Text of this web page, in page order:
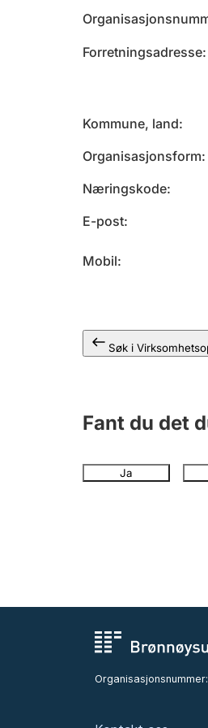
Forretningsadresse
Kommune, land
Organisasjonsform
Næringskode
E-post
Mobil
Søk i
Fant du det
Ja
Organisasjonsnummer: